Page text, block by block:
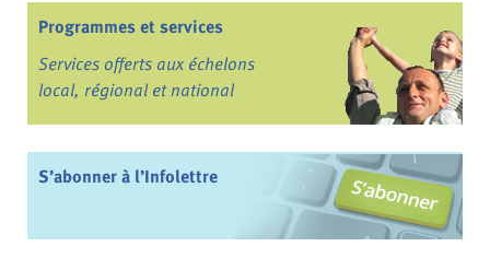
Programmes et services
Services offerts aux échelons
local, régional et national
S’abonner à l’Infolettre